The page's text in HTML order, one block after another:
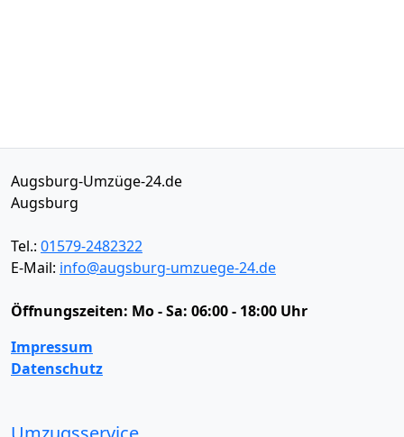
Augsburg-Umzüge-24.de
Augsburg
Tel.: 01579-2482322
E-Mail: info@augsburg-umzuege-24.de
Öffnungszeiten: Mo - Sa: 06:00 - 18:00 Uhr
Impressum
Datenschutz